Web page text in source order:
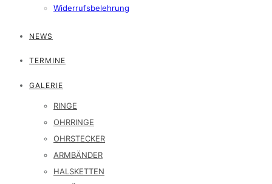
Widerrufsbelehrung
NEWS
TERMINE
GALERIE
RINGE
OHRRINGE
OHRSTECKER
ARMBÄNDER
HALSKETTEN